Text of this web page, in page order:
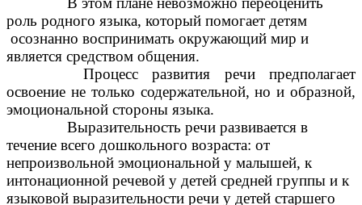
роль родного языка, который помогает детям
осознанно воспринимать окружающий мир и
является средством общения.
Процесс развития речи предполагает
освоение не только содержательной, но и образной,
эмоциональной стороны языка.
Выразительность речи развивается в
течение всего дошкольного возраста: от
непроизвольной эмоциональной у малышей, к
интонационной речевой у детей средней группы и к
языковой выразительности речи у детей старшего